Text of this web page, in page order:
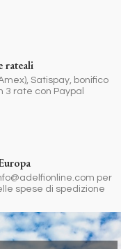
rateali
Satispay, bonifico
3 rate con Paypal
per
spese di spedizione